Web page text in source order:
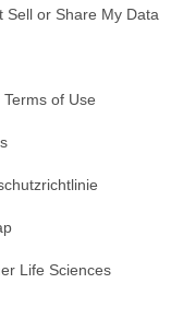
Sell or Share My Data
of Use
Life Sciences